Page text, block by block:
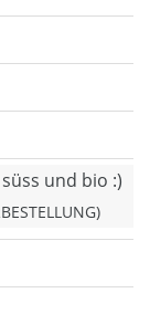
süss und bio :)